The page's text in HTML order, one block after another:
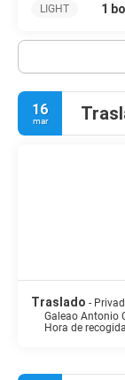
LIGHT
1
16
mar
Traslado -
Galeao Antonio
Hora de